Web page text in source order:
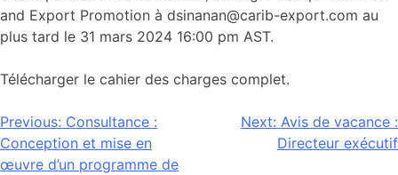
and Export Promotion à dsinanan@carib-export.com au
plus tard le 31 mars 2024 16:00 pm AST.
Télécharger le cahier des charges complet.
Navigation
de
Previous: Consultance :
Conception et mise en
œuvre d’un programme de
Next: Avis de vacance :
Directeur exécutif